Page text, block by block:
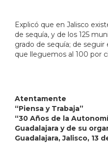
Explicó que en Jalisco
de sequía, y de los 125
grado de sequía; de
que lleguemos al 100 por
Atentamente
“Piensa y Trabaja”
“30 Años de la
Guadalajara y de su
Guadalajara, Jalisco, 13